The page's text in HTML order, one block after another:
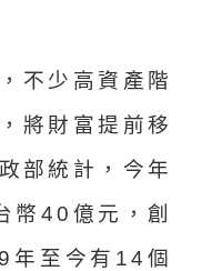
不少高資產階
將財富提前移
部統計，今年
幣40億元，創
年至今有14個